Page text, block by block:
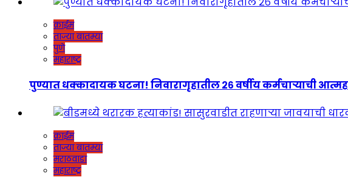
क्राईम
ताज्या बातम्या
पुणे
महाराष्ट्र
पुण्यात धक्कादायक घटना! निवारागृहातील २६ वर्षीय कर्मचाऱ्याची
क्राईम
ताज्या बातम्या
मराठवाडा
महाराष्ट्र